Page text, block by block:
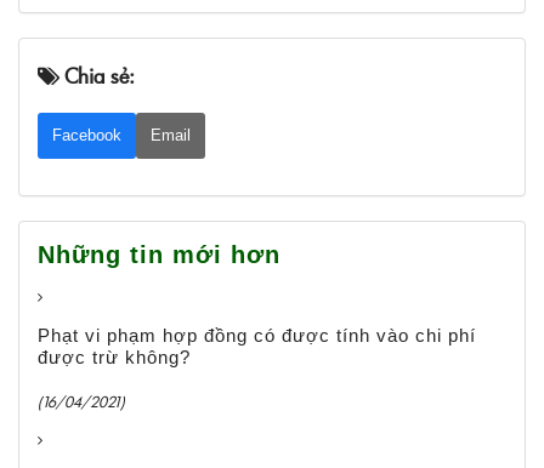
Chia sẻ:
Facebook Email
Những tin mới hơn
Phạt vi phạm hợp đồng có được tính vào chi phí
được trừ không?
(16/04/2021)